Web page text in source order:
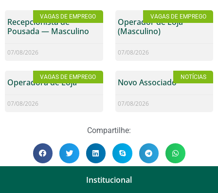
VAGAS DE EMPREGO
Recepcionista de
Pousada — Masculino
07/08/2026
VAGAS DE EMPREGO
Operador de Loja
(Masculino)
07/08/2026
VAGAS DE EMPREGO
Operadora de Loja
07/08/2026
NOTÍCIAS
Novo Associado
07/08/2026
Compartilhe:
Institucional